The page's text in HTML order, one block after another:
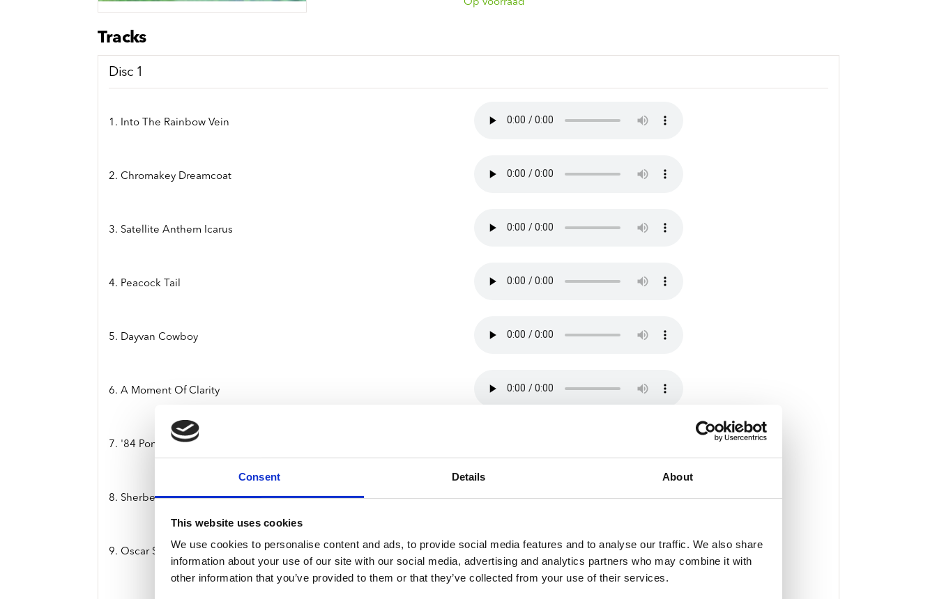
Consent Details About
This website uses cookies
We use cookies to personalise content and ads, to provide social media features and to analyse our traffic. We also share
information about your use of our site with our social media, advertising and analytics partners who may combine it with
other information that you’ve provided to them or that they’ve collected from your use of their services.
Classics
7 Inch singles
Plato 50 jaar Sale
Bierviltjes
Op voorraad
Tracks
Disc 1
1. Into The Rainbow Vein
2. Chromakey Dreamcoat
3. Satellite Anthem Icarus
4. Peacock Tail
5. Dayvan Cowboy
6. A Moment Of Clarity
7. '84 Pontiac Dream
8. Sherbet Hand
9. Oscar See Through Red Eye